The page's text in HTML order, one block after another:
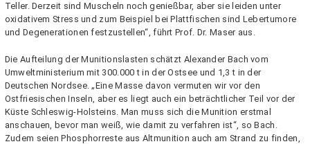
Teller. Derzeit sind Muscheln noch genießbar, aber sie leiden unter
oxidativem Stress und zum Beispiel bei Plattfischen sind Lebertumore
und Degenerationen festzustellen“, führt Prof. Dr. Maser aus.
Die Aufteilung der Munitionslasten schätzt Alexander Bach vom
Umweltministerium mit 300.000 t in der Ostsee und 1,3 t in der
Deutschen Nordsee. „Eine Masse davon vermuten wir vor den
Ostfriesischen Inseln, aber es liegt auch ein beträchtlicher Teil vor der
Küste Schleswig-Holsteins. Man muss sich die Munition erstmal
anschauen, bevor man weiß, wie damit zu verfahren ist“, so Bach.
Zudem seien Phosphorreste aus Altmunition auch am Strand zu finden,